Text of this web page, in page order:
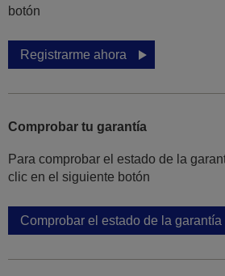
botón
Registrarme ahora
Comprobar tu garantía
Para comprobar el estado de la
clic en el siguiente botón
Comprobar el estado de la garantía